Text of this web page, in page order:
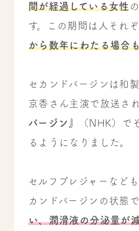
間が経過している女性
す。この期間は人それぞ
から数年にわたる場合
セカンドバージンは和
京香さん主演で放送さ
バージン』
（NHK）で
るようになりました。
セルフプレジャーなど
カンドバージンの状態で
い、潤滑液の分泌量が